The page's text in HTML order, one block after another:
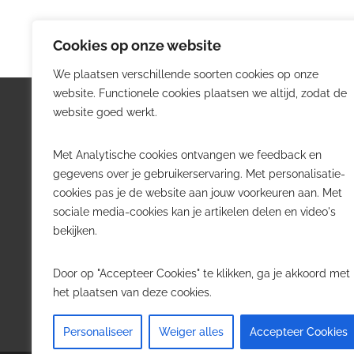
Cookies op onze website
We plaatsen verschillende soorten cookies op onze
website. Functionele cookies plaatsen we altijd, zodat de
website goed werkt.
Met Analytische cookies ontvangen we feedback en
gegevens over je gebruikerservaring. Met personalisatie-
cookies pas je de website aan jouw voorkeuren aan. Met
sociale media-cookies kan je artikelen delen en video's
bekijken.
Door op "Accepteer Cookies" te klikken, ga je akkoord met
het plaatsen van deze cookies.
Personaliseer Weiger alles Accepteer Cookies
Logistiek.be
Logistiek.be brengt dagelijks nieuws,
trends en praktijkverhalen over
transport, warehousing, supply chain
en automatisering in België.
willen volgen.
Volg
Job in